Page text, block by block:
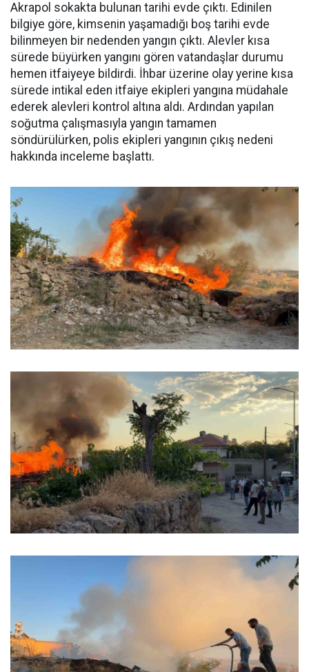
Akrapol sokakta bulunan tarihi evde çıktı. Edinilen
bilgiye göre, kimsenin yaşamadığı boş tarihi evde
bilinmeyen bir nedenden yangın çıktı. Alevler kısa
sürede büyürken yangını gören vatandaşlar durumu
hemen itfaiyeye bildirdi. İhbar üzerine olay yerine kısa
sürede intikal eden itfaiye ekipleri yangına müdahale
ederek alevleri kontrol altına aldı. Ardından yapılan
soğutma çalışmasıyla yangın tamamen
söndürülürken, polis ekipleri yangının çıkış nedeni
hakkında inceleme başlattı.